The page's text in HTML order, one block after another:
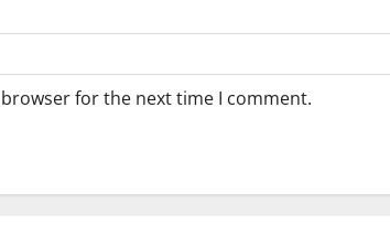
for the next time I comment.